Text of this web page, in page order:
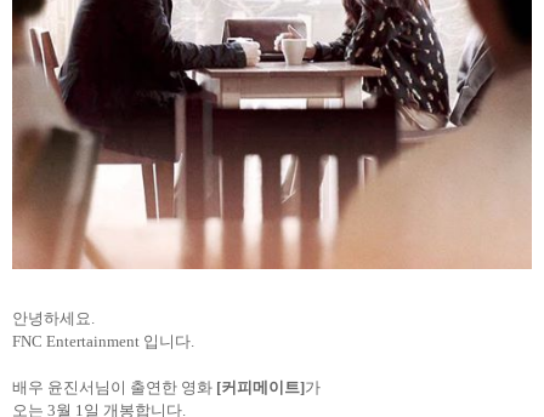
안녕하세요.
FNC Entertainment 입니다.
배우 윤진서님이 출연한 영화 [커피메이트]가
오는 3월 1일 개봉합니다.